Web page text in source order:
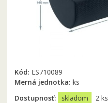
Kód: ES710089
Merná jednotka: ks
Dostupnosť:
skladom 2 ks